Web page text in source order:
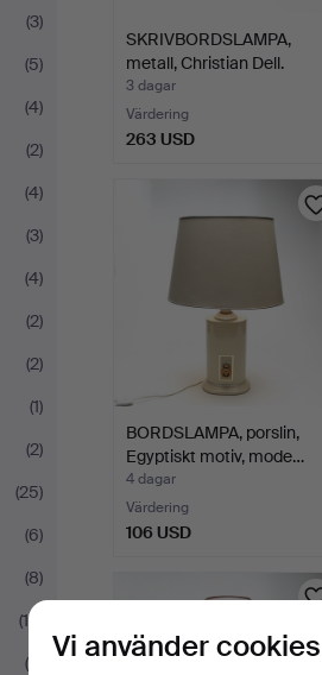
(3)
(5)
(4)
(2)
(4)
(3)
(4)
(2)
(2)
(1)
(2)
(25)
(6)
(8)
(14)
(5)
SKRIVBORDSLAMPA,
metall, Christian Dell.
3 dagar
Värdering
263 USD
BORDSLAMPA, porslin,
Egyptiskt motiv, mode…
4 dagar
Värdering
106 USD
Vi använder cookies